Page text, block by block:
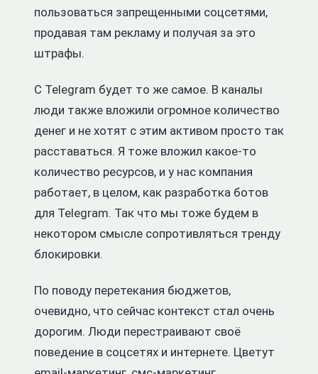
пользоваться запрещенными соцсетями,
продавая там рекламу и получая за это
штрафы.
С Telegram будет то же самое. В каналы
люди также вложили огромное количество
денег и не хотят с этим активом просто так
расставаться. Я тоже вложил какое-то
количество ресурсов, и у нас компания
работает, в целом, как разработка ботов
для Telegram. Так что мы тоже будем в
некотором смысле сопротивляться тренду
блокировки.
По поводу перетекания бюджетов,
очевидно, что сейчас контекст стал очень
дорогим. Люди перестраивают своё
поведение в соцсетях и интернете. Цветут